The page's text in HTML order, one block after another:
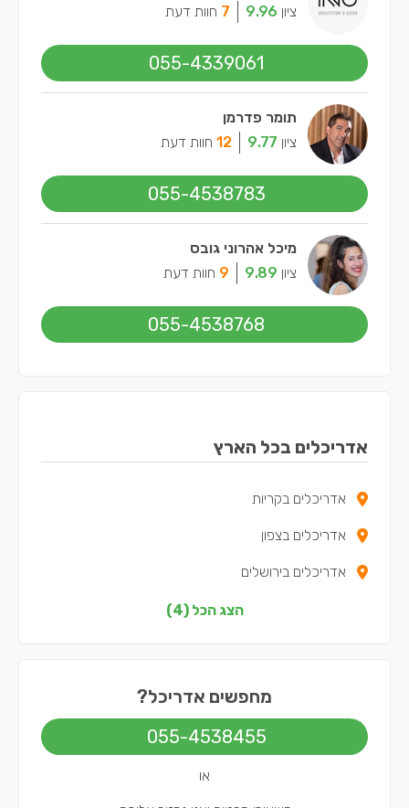
ציון 9.96
7 חוות דעת
055-4339061
תומר פדרמן
ציון 9.77
12 חוות דעת
055-4538783
מיכל אהרוני גובס
ציון 9.89
9 חוות דעת
055-4538768
אדריכלים בכל הארץ
אדריכלים בקריות
אדריכלים בצפון
אדריכלים בירושלים
אדריכלים בתל אביבהצג הכל (4)
מחפשים אדריכל?
055-4538455
או